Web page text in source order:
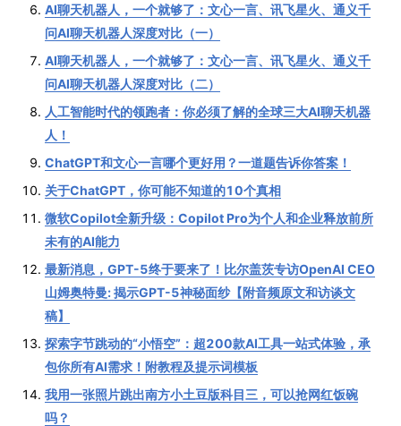
AI聊天机器人，一个就够了：文心一言、讯飞星火、通义千
问AI聊天机器人深度对比（一）
AI聊天机器人，一个就够了：文心一言、讯飞星火、通义千
问AI聊天机器人深度对比（二）
人工智能时代的领跑者：你必须了解的全球三大AI聊天机器
人！
ChatGPT和文心一言哪个更好用？一道题告诉你答案！
关于ChatGPT，你可能不知道的10个真相
微软Copilot全新升级：Copilot Pro为个人和企业释放前所
未有的AI能力
最新消息，GPT-5终于要来了！比尔盖茨专访OpenAI CEO
山姆奥特曼: 揭示GPT-5神秘面纱【附音频原文和访谈文
稿】
探索字节跳动的“小悟空”：超200款AI工具一站式体验，承
包你所有AI需求！附教程及提示词模板
我用一张照片跳出南方小土豆版科目三，可以抢网红饭碗
吗？